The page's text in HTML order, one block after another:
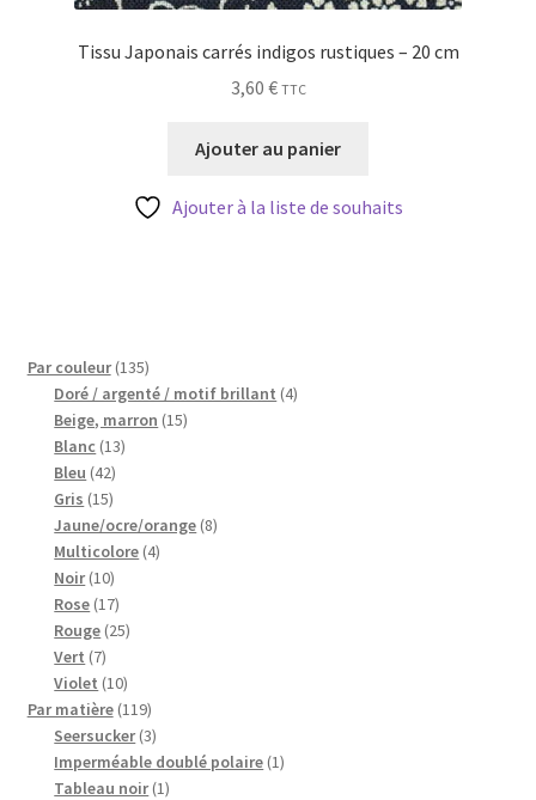
Tissu Japonais carrés indigos rustiques – 20 cm
3,60 € TTC
Ajouter au panier
Ajouter à la liste de souhaits
Par couleur 135135
produits
Doré / argenté / motif brillant 44
Beige, marron 1515
Blanc 1313
Bleu 4242
produits
Gris 1515
produits
Jaune/ocre/orange 88
Multicolore 44
Noir 1010
produits
Rose 1717
produits
Rouge 2525
Vert 77
produits
Violet 1010
produits
Par matière 119119
produits
Seersucker 33
produits
Imperméable doublé polaire 11
Tableau noir 11